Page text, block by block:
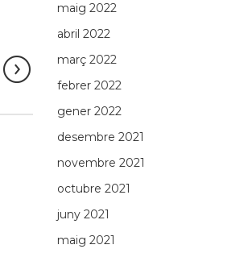
maig 2022
abril 2022
març 2022
febrer 2022
gener 2022
desembre 2021
novembre 2021
octubre 2021
juny 2021
maig 2021